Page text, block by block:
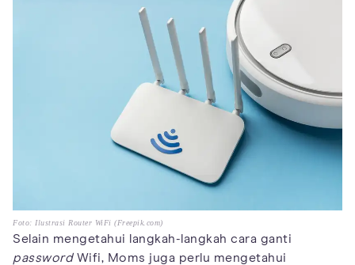
Foto: Ilustrasi Router WiFi (Freepik.com)
Selain mengetahui langkah-langkah cara ganti
passwordWifi, Moms juga perlu mengetahui